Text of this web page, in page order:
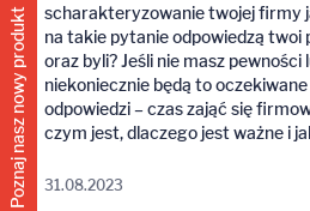
scharakteryzowanie twojej firmy
na takie pytanie odpowiedzą twoi
oraz byli? Jeśli nie masz pewności
niekoniecznie będą to
odpowiedzi – czas zająć się
czym jest, dlaczego jest ważne i
31.08.2023
Poznaj nasz nowy produkt